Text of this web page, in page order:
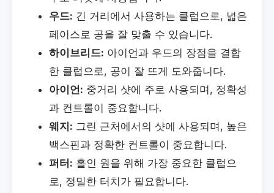
우드: 긴 거리에서 사용하는 클럽으로, 넓은
페이스로 공을 잘 맞출 수 있습니다.
하이브리드: 아이언과 우드의 장점을 결합
한 클럽으로, 공이 잘 뜨게 도와줍니다.
아이언: 중거리 샷에 주로 사용되며, 정확성
과 컨트롤이 중요합니다.
웨지: 그린 근처에서의 샷에 사용되며, 높은
백스핀과 정확한 컨트롤이 중요합니다.
퍼터: 홀인 원을 위해 가장 중요한 클럽으
로, 정밀한 터치가 필요합니다.